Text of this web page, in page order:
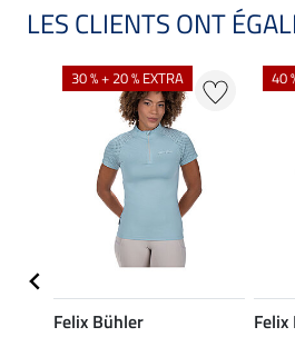
LES CLIENTS ONT
30 % + 20 % EXTRA
Felix Bühler
40